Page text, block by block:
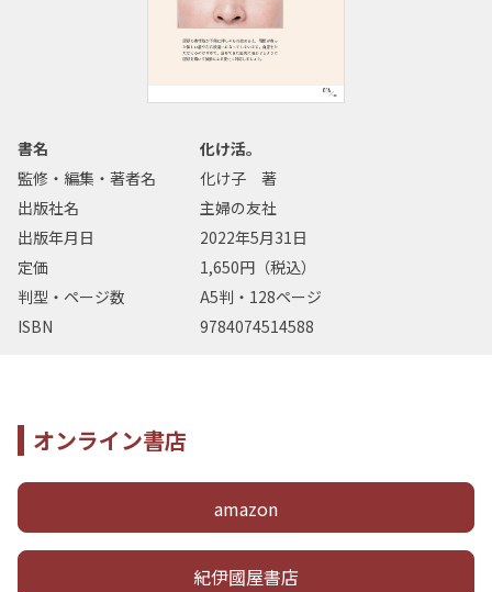
書名
化け活。
監修・編集・著者名
化け子 著
出版社名
主婦の友社
出版年月日
2022年5月31日
定価
1,650円（税込）
判型・ページ数
A5判・128ページ
ISBN
9784074514588
オンライン書店
amazon
紀伊國屋書店